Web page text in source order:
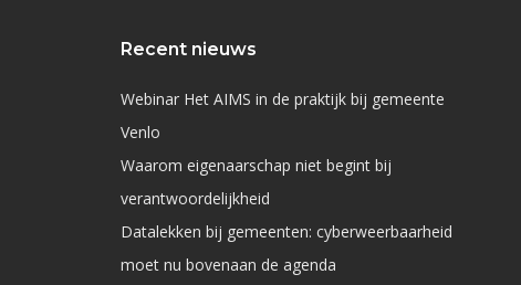
Recent nieuws
Webinar Het AIMS in de praktijk bij gemeente
Venlo
Waarom eigenaarschap niet begint bij
verantwoordelijkheid
Datalekken bij gemeenten: cyberweerbaarheid
moet nu bovenaan de agenda